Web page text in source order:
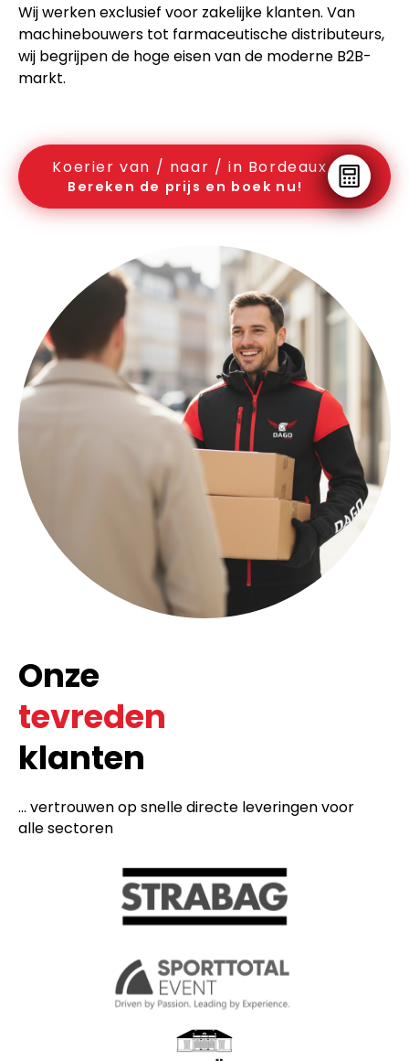
Wij werken exclusief voor zakelijke klanten. Van
machinebouwers tot farmaceutische distributeurs,
wij begrijpen de hoge eisen van de moderne B2B-
markt.
Koerier van / naar / in Bordeaux
Bereken de prijs en boek nu!
Onze
tevreden
klanten
... vertrouwen op snelle directe leveringen voor
alle sectoren